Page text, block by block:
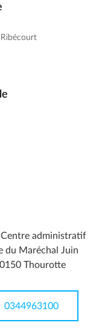
administratif
du Maréchal Juin
Thourotte
0344963100